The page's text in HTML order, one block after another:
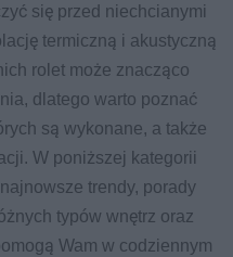
się przed niechcianymi
termiczną i akustyczną
rolet może znacząco
dlatego warto poznać
są wykonane, a także
W poniższej kategorii
trendy, porady
typów wnętrz oraz
Wam w codziennym